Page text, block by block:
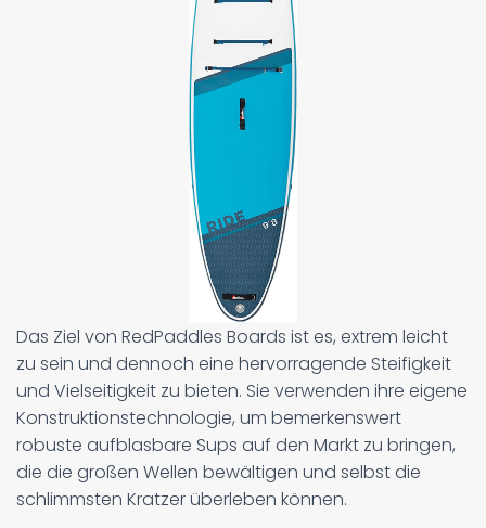
Das Ziel von RedPaddles Boards ist es, extrem leicht
zu sein und dennoch eine hervorragende Steifigkeit
und Vielseitigkeit zu bieten. Sie verwenden ihre eigene
Konstruktionstechnologie, um bemerkenswert
robuste aufblasbare Sups auf den Markt zu bringen,
die die großen Wellen bewältigen und selbst die
schlimmsten Kratzer überleben können.